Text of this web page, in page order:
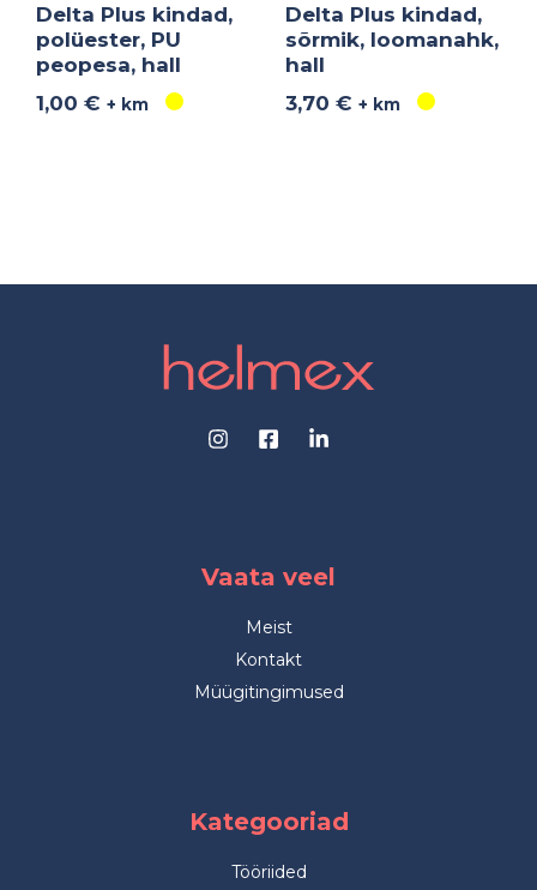
Delta Plus kindad,
polüester, PU
peopesa, hall
1,00€ + km
Delta Plus kindad,
sõrmik, loomanahk,
hall
3,70 € + km
Vaata veel
Meist
Kontakt
Müügitingimused
Kategooriad
Tööriided